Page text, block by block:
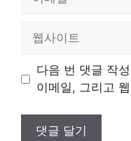
트
다음 번 댓글 작
이메일, 그리고